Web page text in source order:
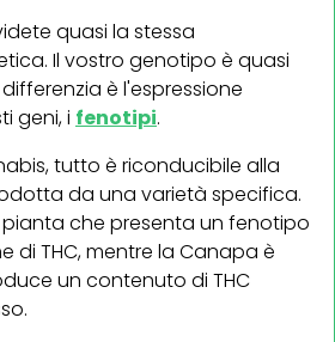
quasi la stessa
Il vostro genotipo è quasi
è l'espressione
geni, i fenotipi.
tutto è riconducibile alla
da una varietà specifica.
pianta che presenta un fenotipo
di THC, mentre la Canapa è
un contenuto di THC